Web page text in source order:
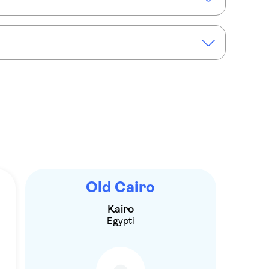
Old Cairo
Kairo
Egypti